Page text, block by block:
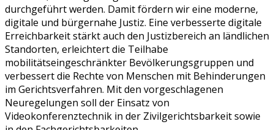
durchgeführt werden. Damit fördern wir eine moderne,
digitale und bürgernahe Justiz. Eine verbesserte digitale
Erreichbarkeit stärkt auch den Justizbereich an ländlichen
Standorten, erleichtert die Teilhabe
mobilitätseingeschränkter Bevölkerungsgruppen und
verbessert die Rechte von Menschen mit Behinderungen
im Gerichtsverfahren. Mit den vorgeschlagenen
Neuregelungen soll der Einsatz von
Videokonferenztechnik in der Zivilgerichtsbarkeit sowie